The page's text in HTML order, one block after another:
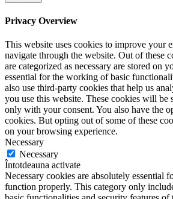
Privacy Overview
This website uses cookies to improve your
navigate through the website. Out of these
are categorized as necessary are stored on
essential for the working of basic
also use third-party cookies that help us
you use this website. These cookies will be
only with your consent. You also have the
cookies. But opting out of some of these
on your browsing experience.
Necessary
Necessary
Întotdeauna activate
Necessary cookies are absolutely essential
function properly. This category only